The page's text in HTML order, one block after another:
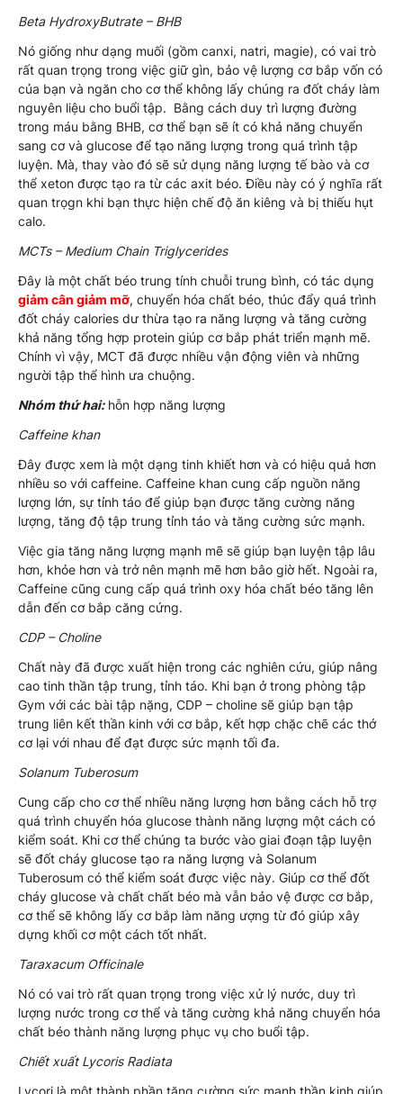
Beta HydroxyButrate – BHB
Nó giống như dạng muối (gồm canxi, natri, magie), có vai trò
rất quan trọng trong việc giữ gìn, bảo vệ lượng cơ bắp vốn có
của bạn và ngăn cho cơ thể không lấy chúng ra đốt cháy làm
nguyên liệu cho buổi tập. Bằng cách duy trì lượng đường
trong máu bằng BHB, cơ thể bạn sẽ ít có khả năng chuyển
sang cơ và glucose để tạo năng lượng trong quá trình tập
luyện. Mà, thay vào đó sẽ sử dụng năng lượng tế bào và cơ
thể xeton được tạo ra từ các axit béo. Điều này có ý nghĩa rất
quan trọgn khi bạn thực hiện chế độ ăn kiêng và bị thiếu hụt
calo.
MCTs – Medium Chain Triglycerides
Đây là một chất béo trung tính chuỗi trung bình, có tác dụng
giảm cân giảm mỡ, chuyển hóa chất béo, thúc đẩy quá trình
đốt cháy calories dư thừa tạo ra năng lượng và tăng cường
khả năng tổng hợp protein giúp cơ bắp phát triển mạnh mẽ.
Chính vì vậy, MCT đã được nhiều vận động viên và những
người tập thể hình ưa chuộng.
Nhóm thứ hai:hỗn hợp năng lượng
Caffeine khan
Đây được xem là một dạng tinh khiết hơn và có hiệu quả hơn
nhiều so với caffeine. Caffeine khan cung cấp nguồn năng
lượng lớn, sự tỉnh táo để giúp bạn được tăng cường năng
lượng, tăng độ tập trung tỉnh táo và tăng cường sức mạnh.
Việc gia tăng năng lượng mạnh mẽ sẽ giúp bạn luyện tập lâu
hơn, khỏe hơn và trở nên mạnh mẽ hơn bâo giờ hết. Ngoài ra,
Caffeine cũng cung cấp quá trình oxy hóa chất béo tăng lên
dẫn đến cơ bắp căng cứng.
CDP – Choline
Chất này đã được xuất hiện trong các nghiên cứu, giúp nâng
cao tinh thần tập trung, tỉnh táo. Khi bạn ở trong phòng tập
Gym với các bài tập nặng, CDP – choline sẽ giúp bạn tập
trung liên kết thần kinh với cơ bắp, kết hợp chặc chẽ các thớ
cơ lại với nhau để đạt được sức mạnh tối đa.
Solanum Tuberosum
Cung cấp cho cơ thể nhiều năng lượng hơn bằng cách hỗ trợ
quá trình chuyển hóa glucose thành năng lượng một cách có
kiểm soát. Khi cơ thể chúng ta bước vào giai đoạn tập luyện
sẽ đốt cháy glucose tạo ra năng lượng và Solanum
Tuberosum có thể kiểm soát được việc này. Giúp cơ thể đốt
cháy glucose và chất chất béo mà vẫn bảo vệ được cơ bắp,
cơ thể sẽ không lấy cơ bắp làm năng ượng từ đó giúp xây
dựng khối cơ một cách tốt nhất.
Taraxacum Officinale
Nó có vai trò rất quan trọng trong việc xử lý nước, duy trì
lượng nước trong cơ thể và tăng cường khả năng chuyển hóa
chất béo thành năng lượng phục vụ cho buổi tập.
Chiết xuất Lycoris Radiata
Lycori là một thành phần tăng cường sức mạnh thần kinh giúp